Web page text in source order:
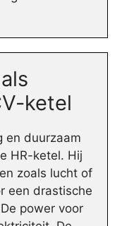
ketel
en duurzaam
HR-ketel. Hij
zoals lucht of
een drastische
power voor